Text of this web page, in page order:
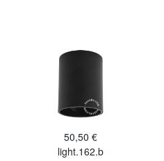
50,50 €
light.162.b